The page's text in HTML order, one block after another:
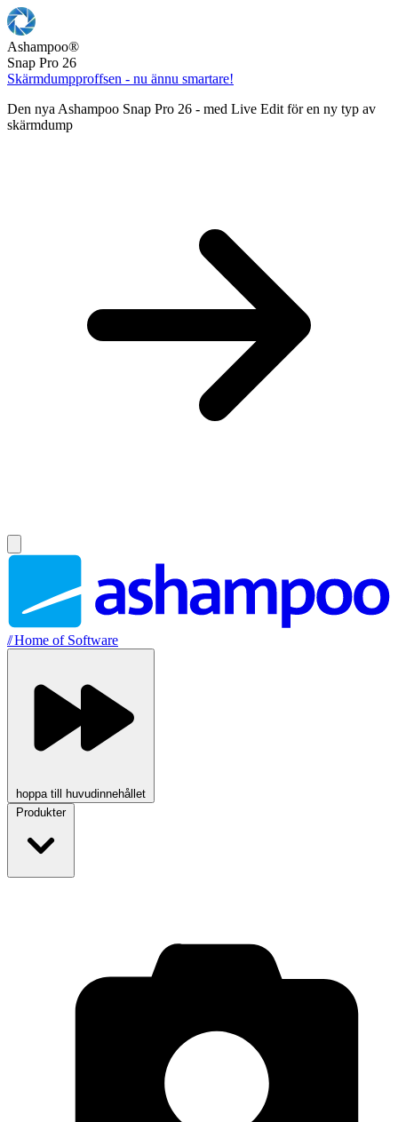
Ashampoo®
Snap Pro 26
Skärmdumpproffsen - nu ännu smartare!
Den nya Ashampoo Snap Pro 26 - med Live Edit för en ny typ av
skärmdump
//Home of Software
hoppa till huvudinnehållet
Produkter